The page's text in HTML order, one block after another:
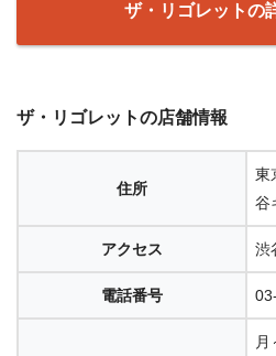
ザ・リゴレットの
ザ・リゴレットの店舗情報
住所
東
谷
アクセス 渋
電話番号